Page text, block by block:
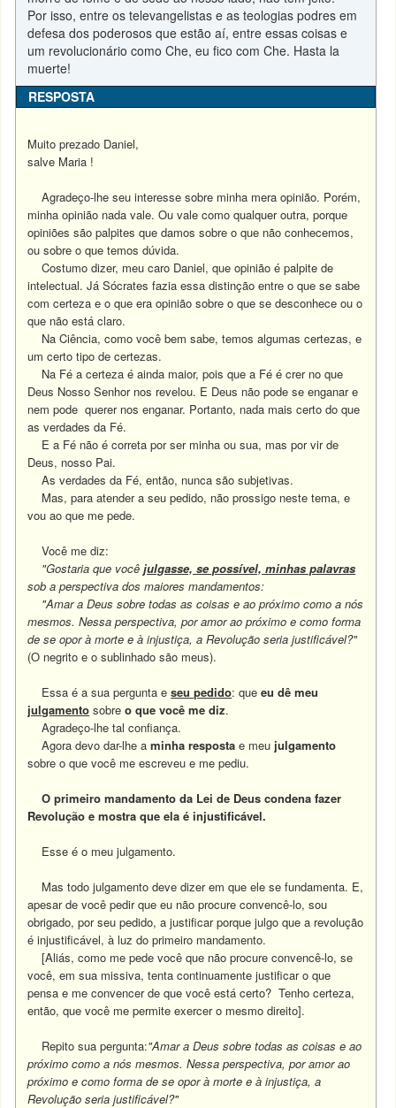
Por isso, entre os televangelistas e as teologias podres em
defesa dos poderosos que estão aí, entre essas coisas e
um revolucionário como Che, eu fico com Che. Hasta la
muerte!
RESPOSTA
Muito prezado Daniel,
salve Maria !
Agradeço-lhe seu interesse sobre minha mera opinião. Porém,
minha opinião nada vale. Ou vale como qualquer outra, porque
opiniões são palpites que damos sobre o que não conhecemos,
ou sobre o que temos dúvida.
Costumo dizer, meu caro Daniel, que opinião é palpite de
intelectual. Já Sócrates fazia essa distinção entre o que se sabe
com certeza e o que era opinião sobre o que se desconhece ou o
que não está claro.
Na Ciência, como você bem sabe, temos algumas certezas, e
um certo tipo de certezas.
Na Fé a certeza é ainda maior, pois que a Fé é crer no que
Deus Nosso Senhor nos revelou. E Deus não pode se enganar e
nem pode querer nos enganar. Portanto, nada mais certo do que
as verdades da Fé.
E a Fé não é correta por ser minha ou sua, mas por vir de
Deus, nosso Pai.
As verdades da Fé, então, nunca são subjetivas.
Mas, para atender a seu pedido, não prossigo neste tema, e
vou ao que me pede.
Você me diz:
"Gostaria que vocêjulgasse, se possível, minhas palavras
sob a perspectiva dos maiores mandamentos:
"Amar a Deus sobre todas as coisas e ao próximo como a nós
mesmos. Nessa perspectiva, por amor ao próximo e como forma
de se opor à morte e à injustiça, a Revolução seria justificável?"
(O negrito e o sublinhado são meus).
Essa é a sua pergunta eseu pedido: queeu dê meu
julgamento sobre o que você me diz.
Agradeço-lhe tal confiança.
Agora devo dar-lhe aminha respostae meu julgamento
sobre o que você me escreveu e me pediu.
O primeiro mandamento da Lei de Deus condena fazer
Revolução e mostra que ela é injustificável.
Esse é o meu julgamento.
Mas todo julgamento deve dizer em que ele se fundamenta. E,
apesar de você pedir que eu não procure convencê-lo, sou
obrigado, por seu pedido, a justificar porque julgo que a revolução
é injustificável, à luz do primeiro mandamento.
[Aliás, como me pede você que não procure convencê-lo, se
você, em sua missiva, tenta continuamente justificar o que
pensa e me convencer de que você está certo? Tenho certeza,
então, que você me permite exercer o mesmo direito].
Repito sua pergunta:"Amar a Deus sobre todas as coisas e ao
próximo como a nós mesmos. Nessa perspectiva, por amor ao
próximo e como forma de se opor à morte e à injustiça, a
Revolução seria justificável?"